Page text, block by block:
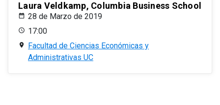
Laura Veldkamp, Columbia Business School
28 de Marzo de 2019
17:00
Facultad de Ciencias Económicas y
Administrativas UC